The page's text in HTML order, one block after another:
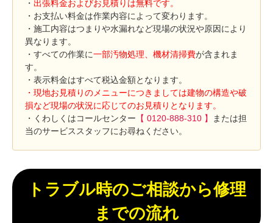
・ 出張料金およびお見積りは無料です。
・お支払い料金は作業内容によって変わります。
・施工内容はつまりや水漏れなど現場の状況や原因により
異なります。
・すべての作業に一部汚物処理、機材清掃費が含まれま
す。
・表示料金はすべて税込金額となります。
・現地お見積りのメニューにつきましては建物の構造や破
損など現場の状況に応じてのお見積りとなります。
・くわしくはコールセンター 【 0120-888-310 】
または担
当のサービススタッフにお尋ねください。
トラブル時のご相談から修理
までの流れ